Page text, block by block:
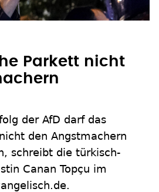
Parkett nicht
der AfD darf das
den Angstmachern
schreibt die türkisch-
Canan Topçu im